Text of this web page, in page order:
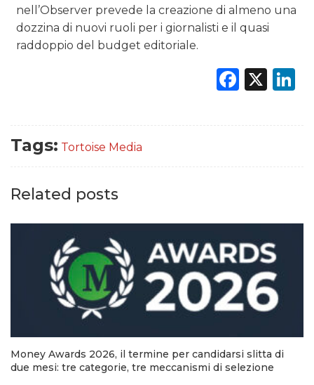
nell’Observer prevede la creazione di almeno una
dozzina di nuovi ruoli per i giornalisti e il quasi
raddoppio del budget editoriale.
X
Tags: Tortoise Media
Related posts
Money Awards 2026, il termine per candidarsi slitta di
due mesi: tre categorie, tre meccanismi di selezione